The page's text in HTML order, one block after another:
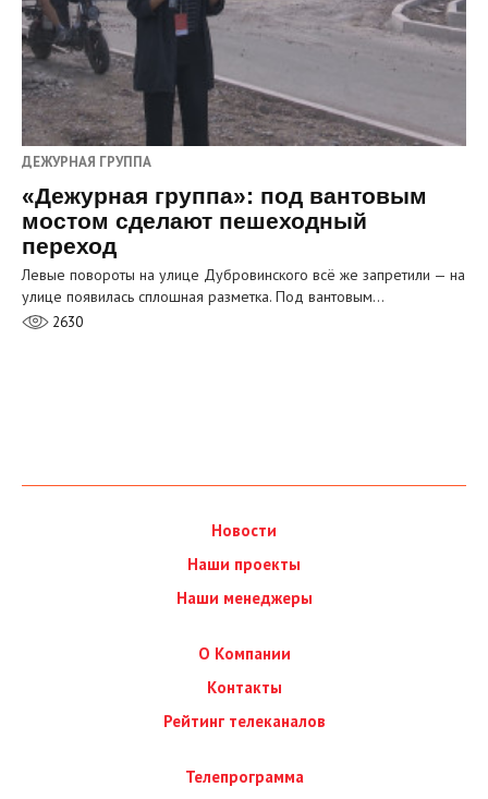
ДЕЖУРНАЯ ГРУППА
«Дежурная группа»: под вантовым
мостом сделают пешеходный
переход
Левые повороты на улице Дубровинского всё же запретили — на
улице появилась сплошная разметка. Под вантовым…
2630
Новости
Наши проекты
Наши менеджеры
О Компании
Контакты
Рейтинг телеканалов
Телепрограмма